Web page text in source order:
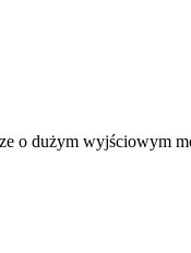
o dużym wyjściowym